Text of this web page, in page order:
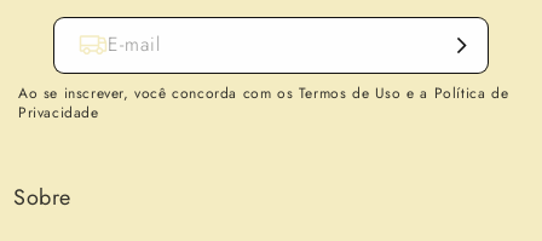
E-mail
Ao se inscrever, você concorda com os Termos de Uso e a Política de
Privacidade
Sobre